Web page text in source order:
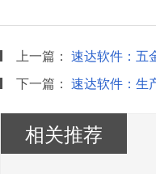
上一篇： 速达软件：五
下一篇： 速达软件：生
相关推荐